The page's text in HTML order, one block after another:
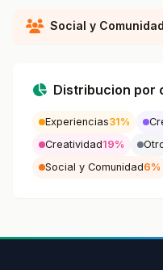
Social y Comunidad
Distribucion por
Experiencias31%
Creatividad19%
Social y Comunidad6%